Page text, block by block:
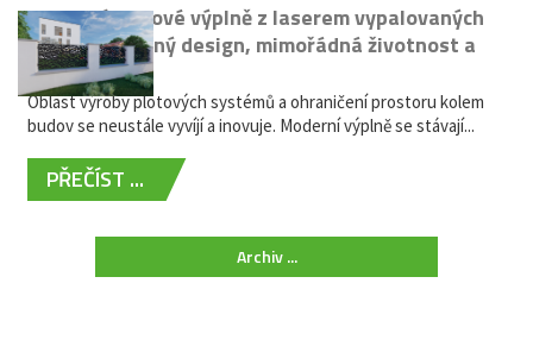
Moderní plotové výplně z laserem vypalovaných
kovů: výjimečný design, mimořádná životnost a
žádná údržba
Oblast výroby plotových systémů a ohraničení prostoru kolem
budov se neustále vyvíjí a inovuje. Moderní výplně se stávají...
PŘEČÍST ...
Archiv ...